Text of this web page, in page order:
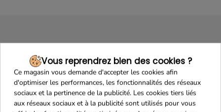
Maison Familiale Paiement Sécurisé
Vous reprendrez bien des cookies ?
Ce magasin vous demande d'accepter les cookies afin
d'optimiser les performances, les fonctionnalités des réseaux
sociaux et la pertinence de la publicité. Les cookies tiers liés
aux réseaux sociaux et à la publicité sont utilisés pour vous